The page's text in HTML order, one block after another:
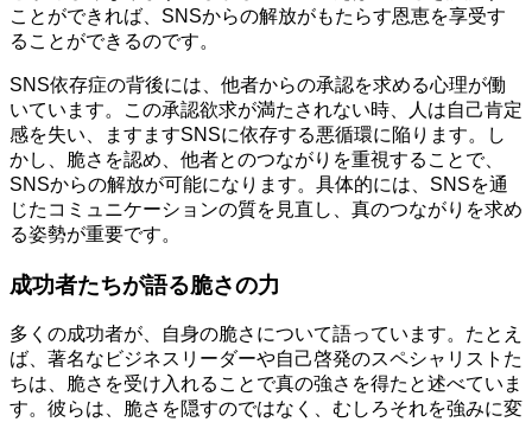
ことができれば、SNSからの解放がもたらす恩恵を享受す
ることができるのです。
SNS依存症の背後には、他者からの承認を求める心理が働
いています。この承認欲求が満たされない時、人は自己肯定
感を失い、ますますSNSに依存する悪循環に陥ります。し
かし、脆さを認め、他者とのつながりを重視することで、
SNSからの解放が可能になります。具体的には、SNSを通
じたコミュニケーションの質を見直し、真のつながりを求め
る姿勢が重要です。
成功者たちが語る脆さの力
多くの成功者が、自身の脆さについて語っています。たとえ
ば、著名なビジネスリーダーや自己啓発のスペシャリストた
ちは、脆さを受け入れることで真の強さを得たと述べていま
す。彼らは、脆さを隠すのではなく、むしろそれを強みに変